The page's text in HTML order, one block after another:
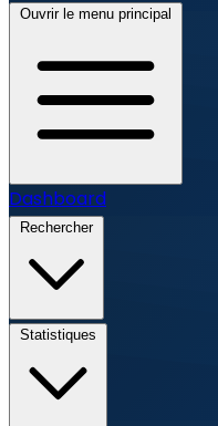
Ouvrir le menu principal
Dashboard
Rechercher
Statistiques